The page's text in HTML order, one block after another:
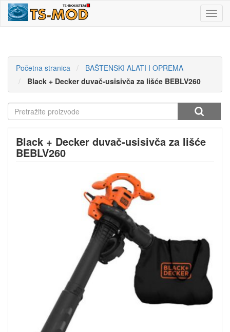
Početna stranica
BAŠTENSKI ALATI I OPREMA
Black + Decker duvač-usisivča za lišće BEBLV260
Black + Decker duvač-usisivča za lišće
BEBLV260